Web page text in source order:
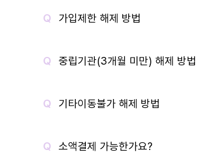
가입제한 해제 방법
중립기관(3개월 미만) 해제 방법
기타이동불가 해제 방법
소액결제 가능한가요?